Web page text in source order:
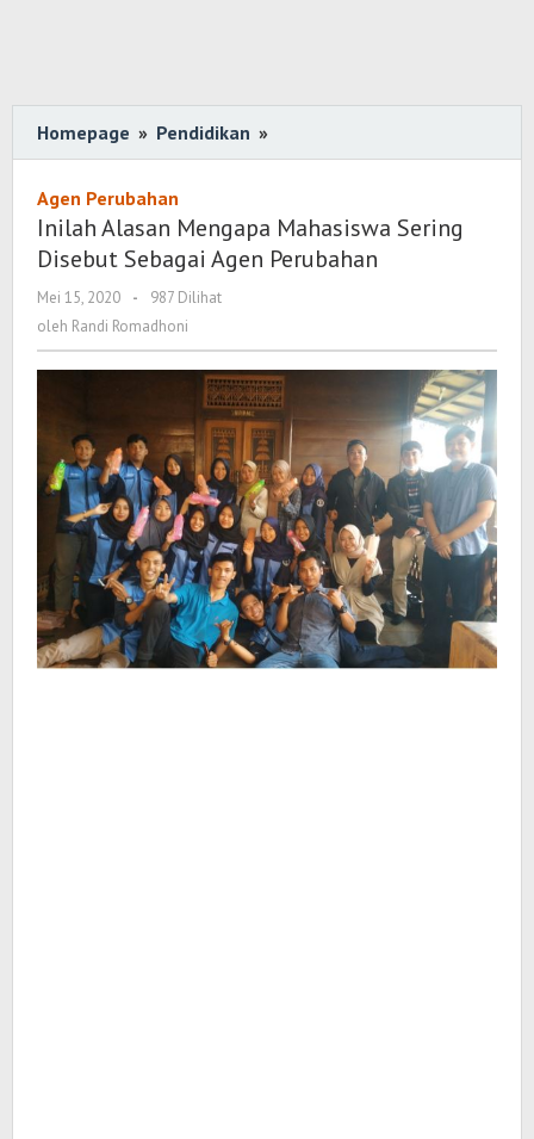
Homepage » Pendidikan »
Alasan
Mahasiswa
Sering
Agen Perubahan
Inilah Alasan Mengapa Mahasiswa Sering
Disebut Sebagai Agen Perubahan
Mei 15, 2020
oleh
Randi
-
987 Dilihat
oleh Randi Romadhoni